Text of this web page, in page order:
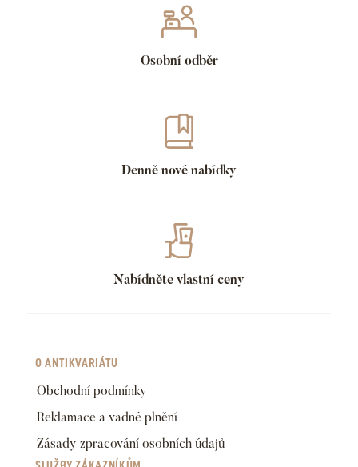
Osobní odběr
Denně nové nabídky
Nabídněte vlastní ceny
O ANTIKVARIÁTU
Obchodní podmínky
Reklamace a vadné plnění
Zásady zpracování osobních údajů